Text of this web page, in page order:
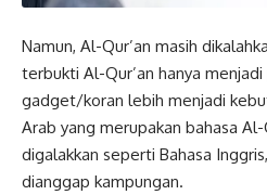
Namun, Al-Qur’an masih
terbukti Al-Qur’an hanya
gadget/koran lebih menjadi
Arab yang merupakan bahasa Al-
digalakkan seperti Bahasa
dianggap kampungan.